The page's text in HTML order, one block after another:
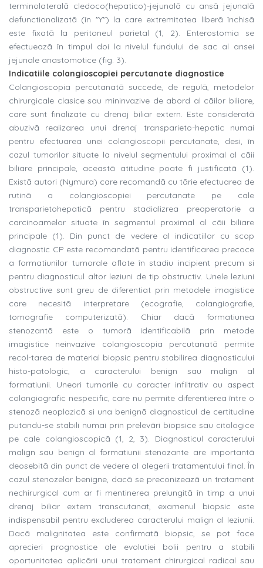
terminolateralã cledoco(hepatico)-jejunalã cu ansã jejunalã
defunctionalizatã (în "Y") la care extremitatea liberã închisã
este fixatã la peritoneul parietal (1, 2). Enterostomia se
efectueazã în timpul doi la nivelul fundului de sac al ansei
jejunale anastomotice (fig. 3).
Indicatiile colangioscopiei percutanate diagnostice
Colangioscopia percutanatã succede, de regulã, metodelor
chirurgicale clasice sau mininvazive de abord al cãilor biliare,
care sunt finalizate cu drenaj biliar extern. Este consideratã
abuzivã realizarea unui drenaj transparieto-hepatic numai
pentru efectuarea unei colangioscopii percutanate, desi, în
cazul tumorilor situate la nivelul segmentului proximal al cãii
biliare principale, aceastã atitudine poate fi justificatã (1).
Existã autori (Nymura) care recomandã cu tãrie efectuarea de
rutinã a colangioscopiei percutanate pe cale
transparietohepaticã pentru stadializrea preoperatorie a
carcinoamelor situate în segmentul proximal al cãii biliare
principale (1). Din punct de vedere al indicatiilor cu scop
diagnostic CP este recomandatã pentru identificarea precoce
a formatiunilor tumorale aflate în stadiu incipient precum si
pentru diagnosticul altor leziuni de tip obstructiv. Unele leziuni
obstructive sunt greu de diferentiat prin metodele imagistice
care necesitã interpretare (ecografie, colangiografie,
tomografie computerizatã). Chiar dacã formatiunea
stenozantã este o tumorã identificabilã prin metode
imagistice neinvazive colangioscopia percutanatã permite
recol-tarea de material biopsic pentru stabilirea diagnosticului
histo-patologic, a caracterului benign sau malign al
formatiunii. Uneori tumorile cu caracter infiltrativ au aspect
colangiografic nespecific, care nu permite diferentierea între o
stenozã neoplazicã si una benignã diagnosticul de certitudine
putandu-se stabili numai prin prelevãri biopsice sau citologice
pe cale colangioscopicã (1, 2, 3). Diagnosticul caracterului
malign sau benign al formatiunii stenozante are importantã
deosebitã din punct de vedere al alegerii tratamentului final. În
cazul stenozelor benigne, dacã se preconizeazã un tratament
nechirurgical cum ar fi mentinerea prelungitã în timp a unui
drenaj biliar extern transcutanat, examenul biopsic este
indispensabil pentru excluderea caracterului malign al leziunii.
Dacã malignitatea este confirmatã biopsic, se pot face
aprecieri prognostice ale evolutiei bolii pentru a stabili
oportunitatea aplicãrii unui tratament chirurgical radical sau